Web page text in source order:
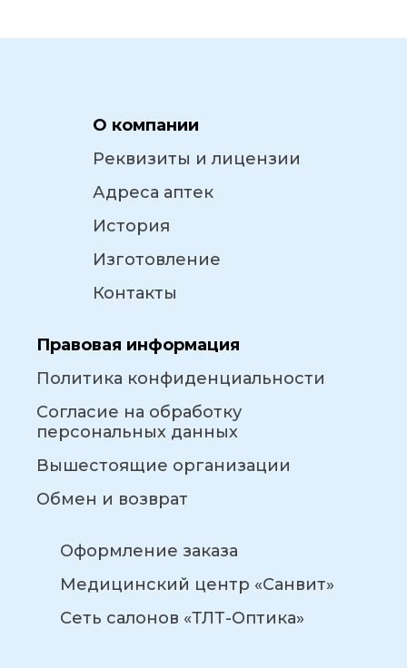
О компании
Реквизиты и лицензии
Адреса аптек
История
Изготовление
Контакты
Правовая информация
Политика конфиденциальности
Согласие на обработку
персональных данных
Вышестоящие организации
Обмен и возврат
Оформление заказа
Медицинский центр «Санвит»
Сеть салонов «ТЛТ-Оптика»